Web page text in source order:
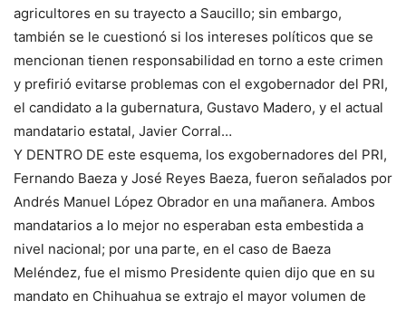
agricultores en su trayecto a Saucillo; sin embargo,
también se le cuestionó si los intereses políticos que se
mencionan tienen responsabilidad en torno a este crimen
y prefirió evitarse problemas con el exgobernador del PRI,
el candidato a la gubernatura, Gustavo Madero, y el actual
mandatario estatal, Javier Corral…
Y DENTRO DE este esquema, los exgobernadores del PRI,
Fernando Baeza y José Reyes Baeza, fueron señalados por
Andrés Manuel López Obrador en una mañanera. Ambos
mandatarios a lo mejor no esperaban esta embestida a
nivel nacional; por una parte, en el caso de Baeza
Meléndez, fue el mismo Presidente quien dijo que en su
mandato en Chihuahua se extrajo el mayor volumen de